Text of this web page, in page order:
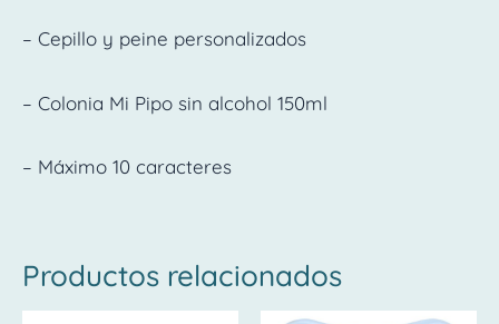
– Cepillo y peine personalizados
– Colonia Mi Pipo sin alcohol 150ml
– Máximo 10 caracteres
Productos relacionados